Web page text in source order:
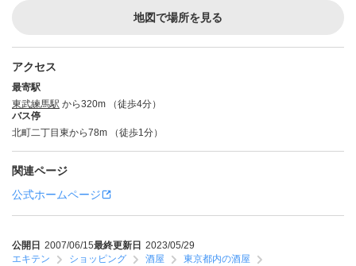
地図で場所を見る
アクセス
最寄駅
東武練馬駅 から320m （徒歩4分）
バス停
北町二丁目東から78m （徒歩1分）
関連ページ
公式ホームページ
公開日 2007/06/15最終更新日 2023/05/29
エキテン
ショッピング 酒屋
東京都内の酒屋